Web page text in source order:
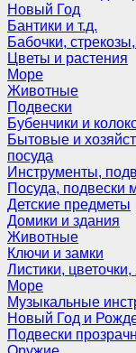
Новый Год
Бантики и т.д.
Бабочки,
Цветы и растения
Море
Животные
Подвески
Бубенчики и
Бытовые и
посуда
Инструменты,
Посуда, подвески
Детские предметы
Домики и здания
Животные
Ключи и замки
Листики,
Море
Музыкальные
Новый Год и
Подвески